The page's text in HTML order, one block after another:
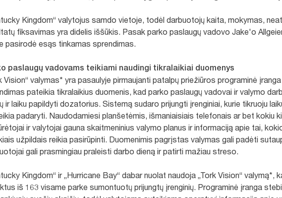
Kingdom“ valytojus samdo vietoje, todėl darbuotojų kaita, mokymas,
fiksavimas yra didelis iššūkis. Pasak parko paslaugų vadovo Jake'o
pasirodė esąs tinkamas sprendimas.
paslaugų vadovams teikiami naudingi tikralaikiai duomenys
Vision“ valymas* yra pasaulyje pirmaujanti patalpų priežiūros programinė
pateikia tikralaikius duomenis, kad parko paslaugų vadovai ir valymo
ir laiku papildyti dozatorius. Sistemą sudaro prijungti įrenginiai, kurie tikruoju
padaryti. Naudodamiesi planšetėmis, išmaniaisiais telefonais ar bet kokiu
ir valytojai gauna skaitmeninius valymo planus ir informaciją apie tai,
užpildais reikia pasirūpinti. Duomenimis pagrįstas valymas gali padėti
gali prasmingiau praleisti darbo dieną ir patirti mažiau streso.
Kingdom“ ir „Hurricane Bay“ dabar nuolat naudoja „Tork Vision“ valymą*,
iš 163 visame parke sumontuotų prijungtų įrenginių. Programinė įranga